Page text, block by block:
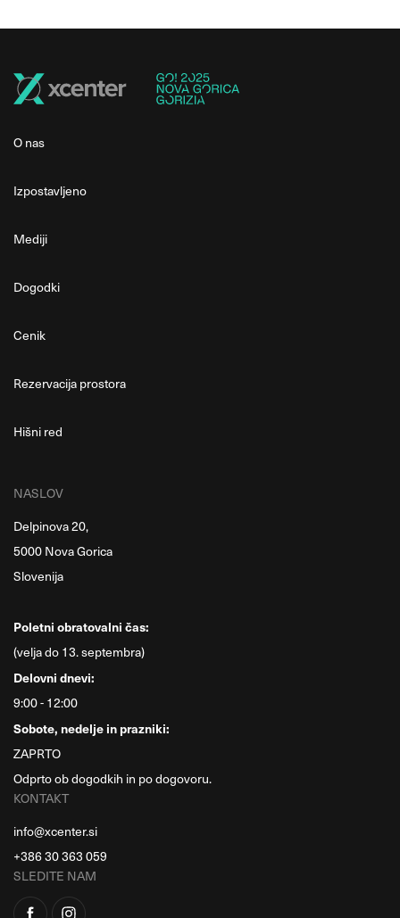
O nas
Izpostavljeno
Mediji
Dogodki
Cenik
Rezervacija prostora
Hišni red
NASLOV
Delpinova 20,
5000 Nova Gorica
Slovenija
Poletni obratovalni čas:
(velja do 13. septembra)
Delovni dnevi:
9:00 - 12:00
Sobote, nedelje in prazniki:
ZAPRTO
Odprto ob dogodkih in po dogovoru.
KONTAKT
info@xcenter.si
+386 30 363 059
SLEDITE NAM